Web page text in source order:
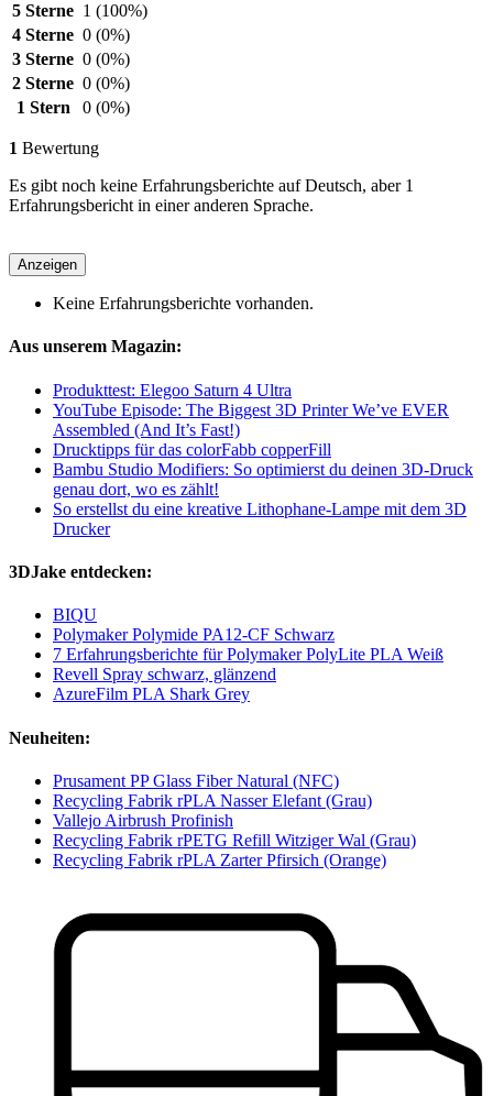
5 Sterne 1 (100%)
4 Sterne 0 (0%)
3 Sterne 0 (0%)
2 Sterne 0 (0%)
1 Stern
0 (0%)
1 Bewertung
Es gibt noch keine Erfahrungsberichte auf Deutsch, aber 1
Erfahrungsbericht in einer anderen Sprache.
Anzeigen
Keine Erfahrungsberichte vorhanden.
Aus unserem Magazin:
Produkttest: Elegoo Saturn 4 Ultra
YouTube Episode: The Biggest 3D Printer We’ve EVER
Assembled (And It’s Fast!)
Drucktipps für das colorFabb copperFill
Bambu Studio Modifiers: So optimierst du deinen 3D-Druck
genau dort, wo es zählt!
So erstellst du eine kreative Lithophane-Lampe mit dem 3D
Drucker
3DJake entdecken:
BIQU
Polymaker Polymide PA12-CF Schwarz
7 Erfahrungsberichte für Polymaker PolyLite PLA Weiß
Revell Spray schwarz, glänzend
AzureFilm PLA Shark Grey
Neuheiten:
Prusament PP Glass Fiber Natural (NFC)
Recycling Fabrik rPLA Nasser Elefant (Grau)
Vallejo Airbrush Profinish
Recycling Fabrik rPETG Refill Witziger Wal (Grau)
Recycling Fabrik rPLA Zarter Pfirsich (Orange)